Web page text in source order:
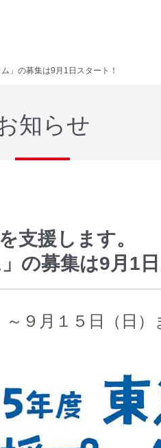
」の募集は9月1日スタート！
知らせ
支援します。
の募集は9月1
９月１５日（日